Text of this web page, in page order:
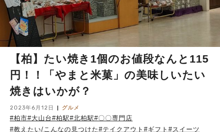
【柏】たい焼き1個のお値段なんと115
円！！「やまと米菓」の美味しいたい
焼きはいかが？
2023年6月12日 グルメ
#柏市#大山台#柏駅#北柏駅#〇〇専門店
#教えたい/こんなの見つけた#テイクアウト #ギフト #スイーツ